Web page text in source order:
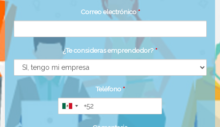
Correo electrónico*
¿Te consideras emprendedor? *
Teléfono *